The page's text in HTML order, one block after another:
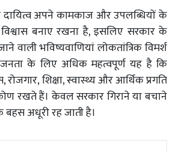
दायित्व अपने कामकाज और उपलब्धियों के
बनाए रखना है, इसलिए सरकार के
वाली भविष्यवाणियां लोकतांत्रिक विमर्श
के लिए अधिक महत्वपूर्ण यह है कि
शिक्षा, स्वास्थ्य और आर्थिक प्रगति
रखते हैं। केवल सरकार गिराने या बचाने
बहस अधूरी रह जाती है।